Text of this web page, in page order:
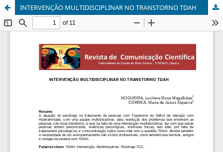
INTERVENÇÃO MULTIDISCIPLINAR NO TRANSTORNO TDAH